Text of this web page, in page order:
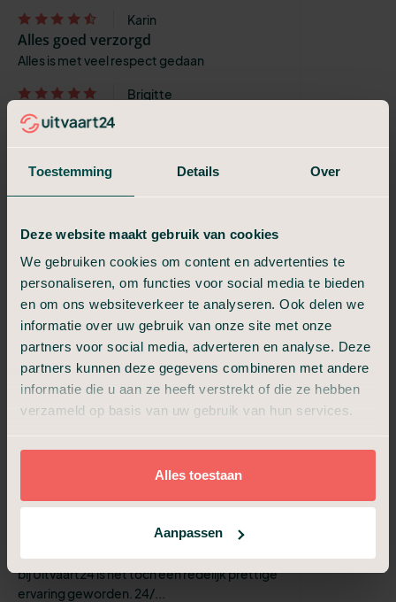
Toestemming Details Over
Deze website maakt gebruik van cookies
We gebruiken cookies om content en advertenties te
personaliseren, om functies voor social media te bieden
en om ons websiteverkeer te analyseren. Ook delen we
informatie over uw gebruik van onze site met onze
partners voor social media, adverteren en analyse. Deze
partners kunnen deze gegevens combineren met andere
informatie die u aan ze heeft verstrekt of die ze hebben
verzameld op basis van uw gebruik van hun services.
Alles toestaan
Aanpassen
Karin
Alles goed verzorgd
Alles is met veel respect gedaan
Brigitte
Een uitvaart naar eigen wens.
Wij mochten samen werken met Anita, en dit
respecteerde onze wensen.
Een mooie en verzorgde dag
het overlijden van onze vader maakte we
kennis met Thea van Veenschoten van
Uitvaart 24. Zij heeft ons heel goed...
lia Wolters
Uitstekend
Alles keurig en met veel respect geregeld.
die we kregen en hebben een voldaan gevoel
de uitvaart
Een uitvaart van een geliefde is natuurlijk
nooit leuk maar dankzij de hulp van iedereen
bij Uitvaart24 is het toch een redelijk prettige
ervaring geworden. 24/...